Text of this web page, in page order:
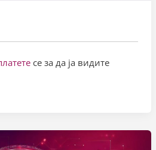
се за да ја видите